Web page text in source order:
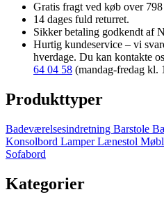
Gratis fragt ved køb over 798
14 dages fuld returret.
Sikker betaling godkendt af
Hurtig kundeservice – vi
hverdage. Du kan kontakte
64 04 58 (mandag-fredag kl.
Produkttyper
Badeværelsesindretning Barstole
Konsolbord LamperLænestol
Sofabord
Kategorier